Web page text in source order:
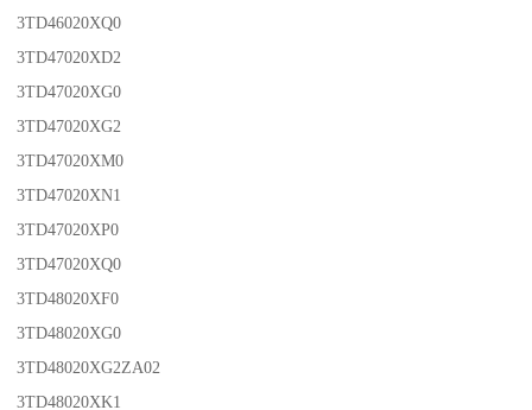
3TD46020XQ0
3TD47020XD2
3TD47020XG0
3TD47020XG2
3TD47020XM0
3TD47020XN1
3TD47020XP0
3TD47020XQ0
3TD48020XF0
3TD48020XG0
3TD48020XG2ZA02
3TD48020XK1